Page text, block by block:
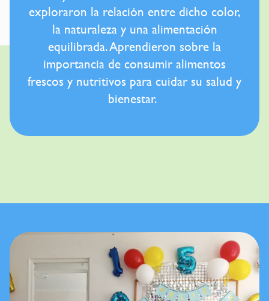
exploraron la relación entre dicho color,
la naturaleza y una alimentación
equilibrada. Aprendieron sobre la
importancia de consumir alimentos
frescos y nutritivos para cuidar su salud y
bienestar.